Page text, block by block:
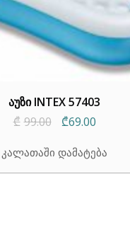
აუზი INTEX 57403
₾ 99.00
Original
was:
₾69.00Current
is:
კალათაში დამატება